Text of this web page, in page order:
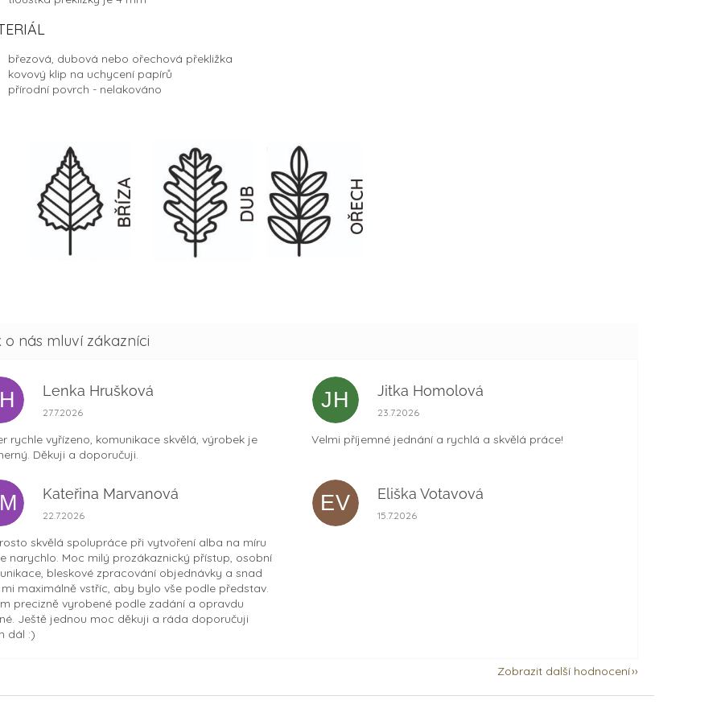
březová, dubová nebo ořechová překližka
kovový klip na uchycení papírů
přírodní povrch - nelakováno
Lenka Hrušková
Hodnocení obchodu je 5 z 5 hvězdiček.
27.7.2026
rychle vyřízeno, komunikace skvělá, výrobek je
Děkuji a doporučuji.
JH Jitka Homolová
Hodnocení obchodu je 5 z 5 hvězdiček.
23.7.2026
Velmi příjemné jednání a rychlá a skvělá práce!
Kateřina Marvanová
Hodnocení obchodu je 5 z 5 hvězdiček.
22.7.2026
skvělá spolupráce při vytvoření alba na míru
narychlo. Moc milý prozákaznický přístup, osobní
bleskové zpracování objednávky a snad
maximálně vstříc, aby bylo vše podle představ.
precizně vyrobené podle zadání a opravdu
Ještě jednou moc děkuji a ráda doporučuji
dál :)
EV Eliška Votavová
Hodnocení obchodu je 5 z 5 hvězdiček.
15.7.2026
Zobrazit další hodnocení